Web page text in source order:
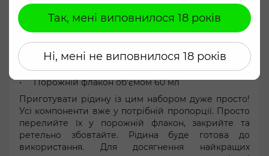
Погодитися
Так, мені виповнилося 18 років
Ні, мені не виповнилося 18 років
До набору входить:
Гліцерин
Органічний бустер
Порожній флакон об'ємом 60 мл
Приготувати рідину із цим набором дуже просто!
Усі компоненти вже у потрібній пропорції. Просто
перелийте їх у порожній флакон, закрийте та
ретельно збовтайте. Рідина буде готова до
використання. Для досягнення найкращих